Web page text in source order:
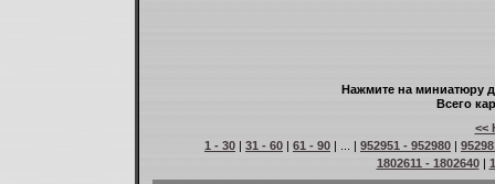
Нажмите на миниатюру
Всего
<<
1 - 30 | 31 - 60 | 61 - 90 | ... | 952951 - 952980 |
1802611 - 1802640|